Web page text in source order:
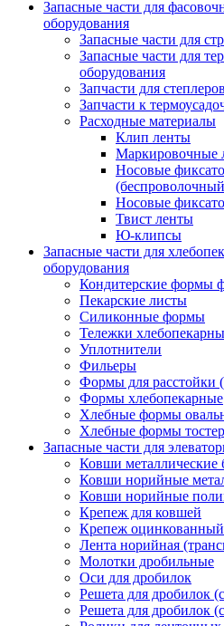
Запасные части для
оборудования
Запасные части для
Запасные части для
оборудования
Запчасти для степлеров
Запчасти к
Расходные материалы
Клип ленты
Маркировочные
Носовые
Носовые
Твист ленты
Ю-клипсы
Запасные части для
оборудования
Кондитерские формы
Пекарские листы
Силиконные формы
Тележки
Уплотнители
Фильеры
Формы для расстойки
Формы хлебопекарные
Хлебные формы
Хлебные формы
Запасные части для
Ковши металлические
Ковши норийные
Ковши норийные
Крепеж для ковшей
Крепеж оцинкованный
Лента норийная
Молотки дробильные
Оси для дробилок
Решета для дробилок
Решета для дробилок